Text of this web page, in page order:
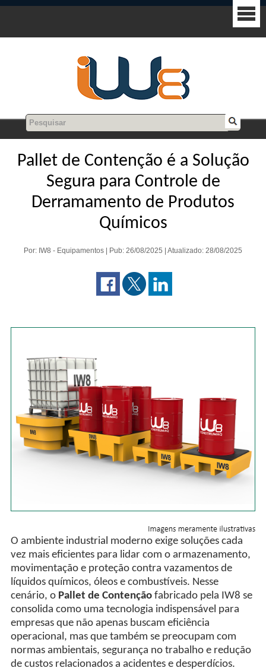
Pallet de Contenção é a Solução
Segura para Controle de
Derramamento de Produtos
Químicos
Por: IW8 - Equipamentos | Pub: 26/08/2025 | Atualizado: 28/08/2025
O ambiente industrial moderno exige soluções cada
vez mais eficientes para lidar com o armazenamento,
movimentação e proteção contra vazamentos de
líquidos químicos, óleos e combustíveis. Nesse
cenário, o Pallet de Contençãofabricado pela IW8 se
consolida como uma tecnologia indispensável para
empresas que não apenas buscam eficiência
operacional, mas que também se preocupam com
normas ambientais, segurança no trabalho e redução
de custos relacionados a acidentes e desperdícios.